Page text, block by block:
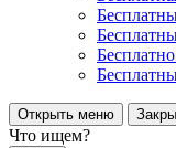
Открыть меню
Что ищем?